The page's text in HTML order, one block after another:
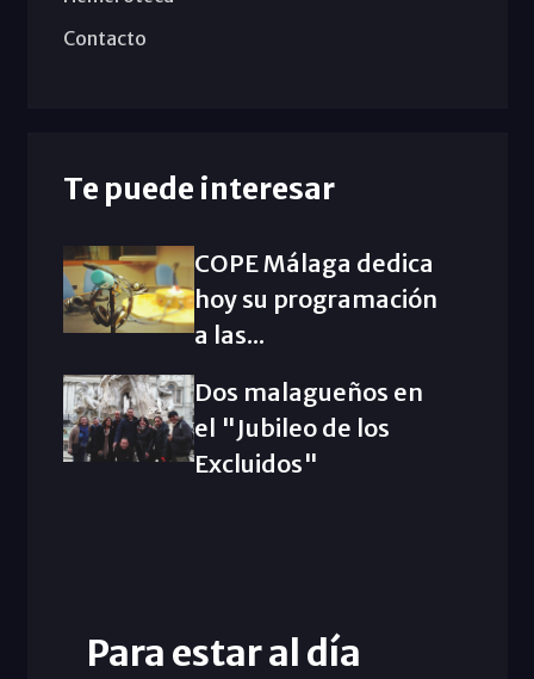
Contacto
Te puede interesar
COPE Málaga dedica
hoy su programación
a las...
Dos malagueños en
el "Jubileo de los
Excluidos"
Para estar al día